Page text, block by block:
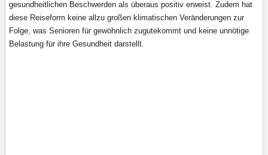
gesundheitlichen Beschwerden als überaus positiv erweist. Zudem hat
diese Reiseform keine allzu großen klimatischen Veränderungen zur
Folge, was Senioren für gewöhnlich zugutekommt und keine unnötige
Belastung für ihre Gesundheit darstellt.